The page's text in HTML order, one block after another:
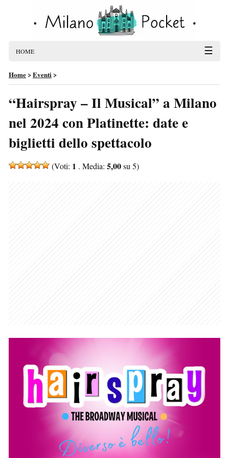
HOME ☰
Home>Eventi>
“Hairspray – Il Musical” a Milano
nel 2024 con Platinette: date e
biglietti dello spettacolo
(Voti: 1 . Media: 5,00su 5)